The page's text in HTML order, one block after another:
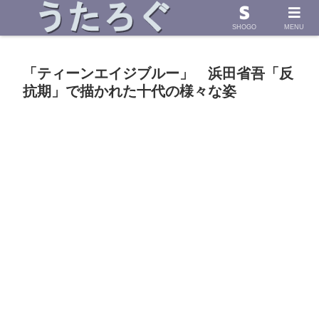
浜田省吾さんの「うた」に導かれて したためた物語
「ティーンエイジブルー」 浜田省吾「反
抗期」で描かれた十代の様々な姿
SHOGO MENU